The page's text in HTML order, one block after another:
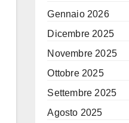
Gennaio 2026
Dicembre 2025
Novembre 2025
Ottobre 2025
Settembre 2025
Agosto 2025